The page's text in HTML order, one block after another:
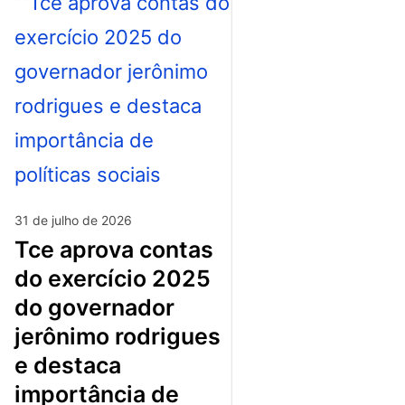
31 de julho de 2026
tce aprova contas
do exercício 2025
do governador
jerônimo rodrigues
e destaca
importância de